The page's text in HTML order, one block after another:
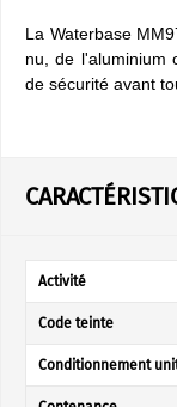
La Waterbase
nu, de l'aluminium
de sécurité avant
Activité
Code teinte
Conditionnement